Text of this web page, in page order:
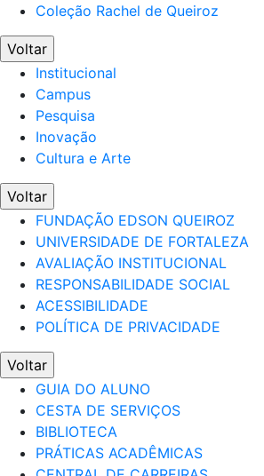
Coleção Rachel de Queiroz
Voltar
Institucional
Campus
Pesquisa
Inovação
Cultura e Arte
Voltar
FUNDAÇÃO EDSON QUEIROZ
UNIVERSIDADE DE FORTALEZA
AVALIAÇÃO INSTITUCIONAL
RESPONSABILIDADE SOCIAL
ACESSIBILIDADE
POLÍTICA DE PRIVACIDADE
Voltar
GUIA DO ALUNO
CESTA DE SERVIÇOS
BIBLIOTECA
PRÁTICAS ACADÊMICAS